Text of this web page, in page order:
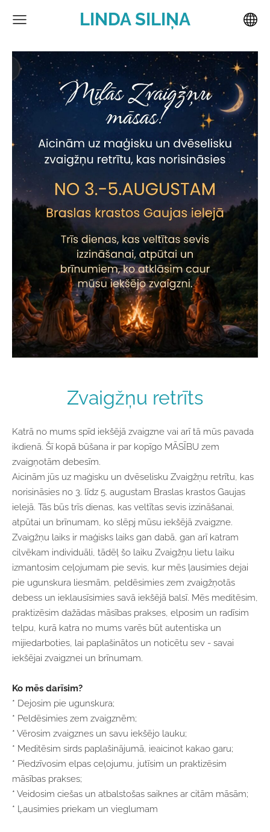
LINDA SILIŅA
Zvaigžņu retrīts
Katrā no mums spīd iekšējā zvaigzne vai arī tā mūs pavada
ikdienā. Šī kopā būšana ir par kopīgo MĀSĪBU zem
zvaigņotām debesīm.
Aicinām jūs uz maģisku un dvēselisku Zvaigžņu retrītu, kas
norisināsies no 3. līdz 5. augustam Braslas krastos Gaujas
ielejā. Tās būs trīs dienas, kas veltītas sevis izzināšanai,
atpūtai un brīnumam, ko slēpj mūsu iekšējā zvaigzne.
Zvaigžņu laiks ir maģisks laiks gan dabā, gan arī katram
cilvēkam individuāli, tādēļ šo laiku Zvaigžņu lietu laiku
izmantosim ceļojumam pie sevis, kur mēs ļausimies dejai
pie ugunskura liesmām, peldēsimies zem zvaigžņotās
debess un ieklausīsimies savā iekšējā balsī. Mēs meditēsim,
praktizēsim dažādas māsības prakses, elposim un radīsim
telpu, kurā katra no mums varēs būt autentiska un
mijiedarboties, lai paplašinātos un noticētu sev - savai
iekšējai zvaigznei un brīnumam.
Ko mēs darīsim?
* Dejosim pie ugunskura;
* Peldēsimies zem zvaigznēm;
* Vērosim zvaigznes un savu iekšējo lauku;
* Meditēsim sirds paplašinājumā, ieaicinot kakao garu;
* Piedzīvosim elpas ceļojumu, jutīsim un praktizēsim
māsības prakses;
* Veidosim ciešas un atbalstošas saiknes ar citām māsām;
* Ļausimies priekam un vieglumam